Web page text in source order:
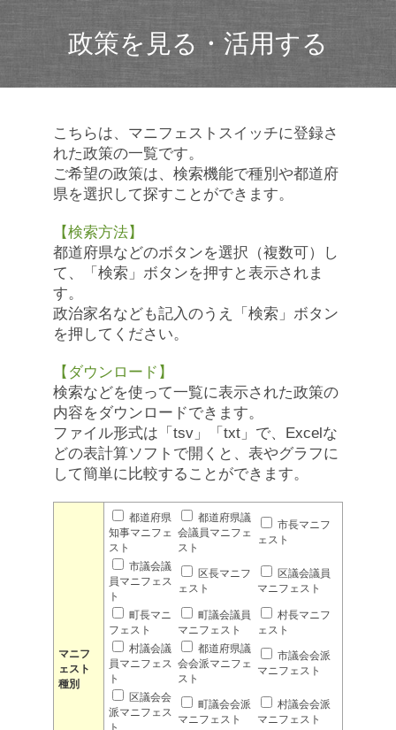
政策を見る・活用する
こちらは、マニフェストスイッチに登録さ
れた政策の一覧です。
ご希望の政策は、検索機能で種別や都道府
県を選択して探すことができます。
【検索方法】
都道府県などのボタンを選択（複数可）し
て、「検索」ボタンを押すと表示されま
す。
政治家名なども記入のうえ「検索」ボタン
を押してください。
【ダウンロード】
検索などを使って一覧に表示された政策の
内容をダウンロードできます。
ファイル形式は「tsv」「txt」で、Excelな
どの表計算ソフトで開くと、表やグラフに
して簡単に比較することができます。
マニフ
ェスト
種別
都道府県
知事マニフェ
スト
都道府県議
会議員マニフェ
スト
市長マニフ
ェスト
市議会議
員マニフェス
ト
区長マニフ
ェスト
区議会議員
マニフェスト
町長マニ
フェスト
町議会議員
マニフェスト
村長マニフ
ェスト
村議会議
員マニフェス
ト
都道府県議
会会派マニフェ
スト
市議会会派
マニフェスト
区議会会
派マニフェス
ト
町議会会派
マニフェスト
村議会会派
マニフェスト